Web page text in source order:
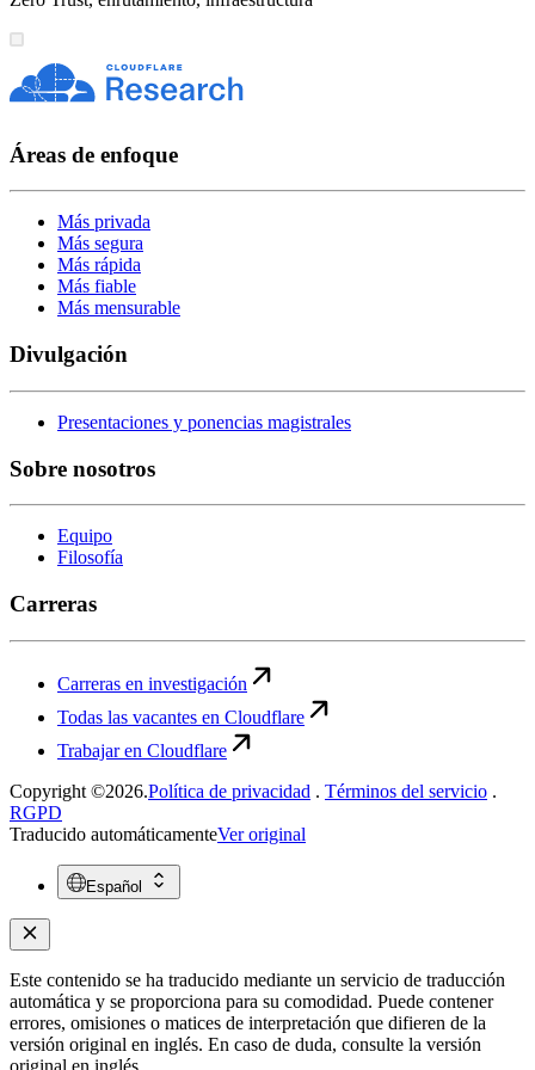
Áreas de enfoque
Más privada
Más segura
Más rápida
Más fiable
Más mensurable
Divulgación
Presentaciones y ponencias magistrales
Sobre nosotros
Equipo
Filosofía
Carreras
Carreras en investigación
Todas las vacantes en Cloudflare
Trabajar en Cloudflare
Copyright ©2026.Política de privacidad . Términos del servicio .
RGPD
Traducido automáticamenteVer original
Español
Este contenido se ha traducido mediante un servicio de traducción
automática y se proporciona para su comodidad. Puede contener
errores, omisiones o matices de interpretación que difieren de la
versión original en inglés. En caso de duda, consulte la versión
original en inglés.